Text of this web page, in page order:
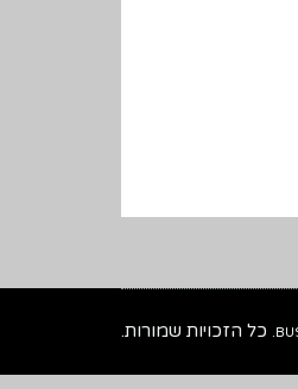
כל הזכויות שמורות.